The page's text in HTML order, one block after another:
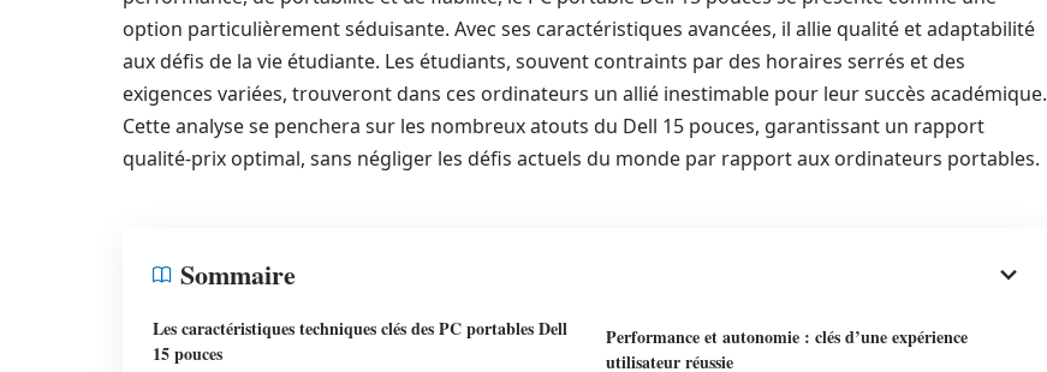
option particulièrement séduisante. Avec ses caractéristiques avancées, il allie qualité et adaptabilité
aux défis de la vie étudiante. Les étudiants, souvent contraints par des horaires serrés et des
exigences variées, trouveront dans ces ordinateurs un allié inestimable pour leur succès académique.
Cette analyse se penchera sur les nombreux atouts du Dell 15 pouces, garantissant un rapport
qualité-prix optimal, sans négliger les défis actuels du monde par rapport aux ordinateurs portables.
Sommaire
Les caractéristiques techniques clés des PC portables Dell
15 pouces
Performance et autonomie : clés d’une expérience
utilisateur réussie